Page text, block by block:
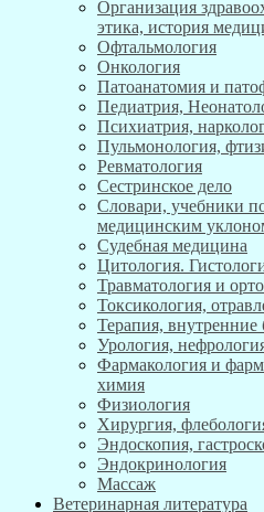
Организация
этика, история
Офтальмология
Онкология
Патоанатомия и
Педиатрия,
Психиатрия,
Пульмонология,
Ревматология
Сестринское дело
Словари, учебники
медицинским
Судебная медицина
Цитология.
Травматология и
Токсикология,
Терапия, внутренние
Урология,
Фармакология и
химия
Физиология
Хирургия,
Эндоскопия,
Эндокринология
Массаж
Ветеринарная литература